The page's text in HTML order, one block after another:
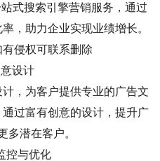
式搜索引擎营销服务，通过
，助力企业实现业绩增长。
侵权可联系删除
设计
，为客户提供专业的广告文
过富有创意的设计，提升广
多潜在客户。
控与优化